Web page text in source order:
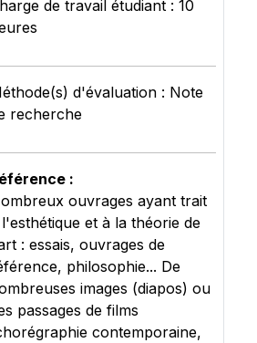
de travail étudiant : 10
d'évaluation : Note
recherche
:
ouvrages ayant trait
et à la théorie de
: essais, ouvrages de
philosophie... De
images (diapos) ou
passages de films
contemporaine,